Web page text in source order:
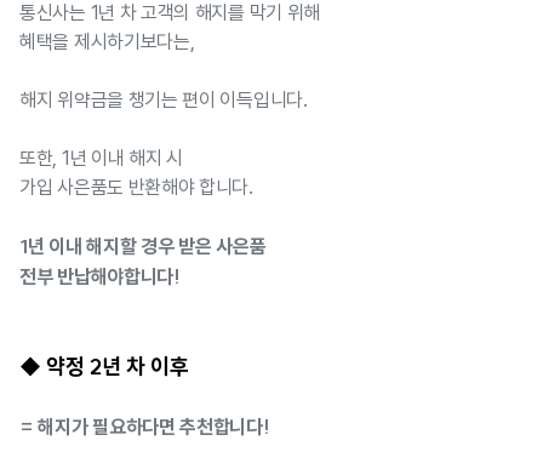
통신사는 1년 차 고객의 해지를 막기 위해
혜택을 제시하기보다는,
해지 위약금을 챙기는 편이 이득입니다.
또한, 1년 이내 해지 시
가입 사은품도 반환해야 합니다.
1년 이내 해지할 경우 받은 사은품
전부 반납해야합니다!
◆ 약정 2년 차 이후
= 해지가 필요하다면 추천합니다!